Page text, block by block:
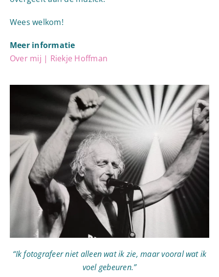
Wees welkom!
Meer informatie
Over mij | Riekje Hoffman
“Ik fotografeer niet alleen wat ik zie, maar vooral wat ik
voel gebeuren.”